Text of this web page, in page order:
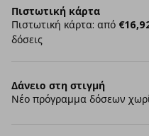
Πιστωτική κάρτα
Πιστωτική κάρτα: από
δόσεις
Δάνειο στη στιγμή
Νέο πρόγραμμα δόσεων